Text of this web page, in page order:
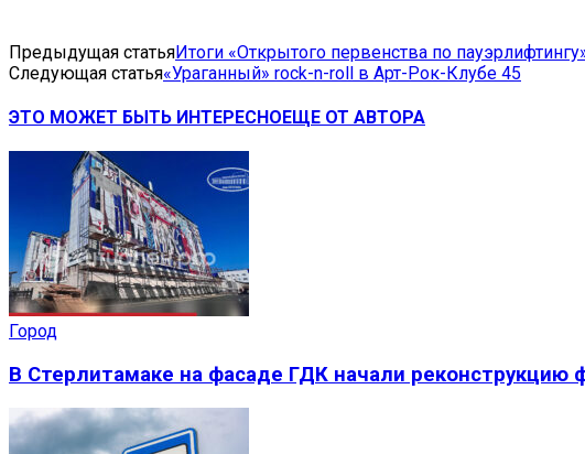
Предыдущая статьяИтоги «Открытого первенства по
Следующая статья«Ураганный» rock-n-roll в Арт-Рок-Клубе 45
ЭТО МОЖЕТ БЫТЬ ИНТЕРЕСНОЕЩЕ ОТ АВТОРА
Город
В Стерлитамаке на фасаде ГДК начали реконструкцию